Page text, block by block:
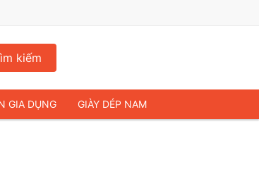
kiếm
GIA DỤNG GIÀY DÉP NAM